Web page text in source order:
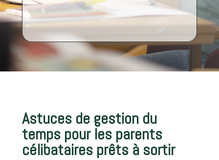
Astuces de gestion du
temps pour les parents
célibataires prêts à sortir